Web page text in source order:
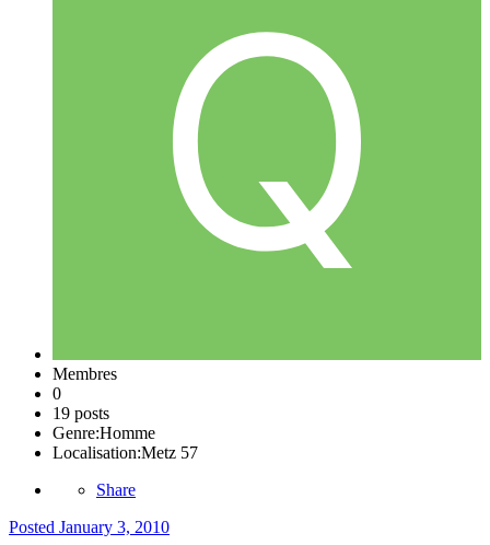
Membres
0
19 posts
Genre:Homme
Localisation:Metz 57
Share
Posted January 3, 2010